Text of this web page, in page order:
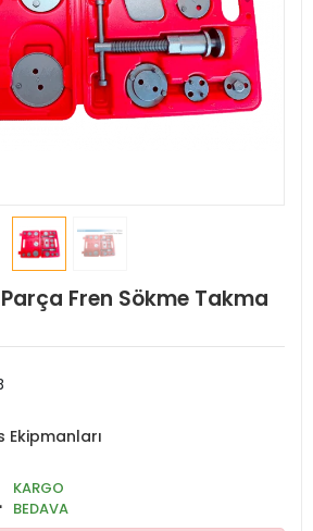
Fren Sökme Takma
Ekipmanları
KARGO
BEDAVA